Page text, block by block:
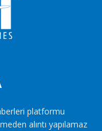
platformu
alıntı yapılamaz